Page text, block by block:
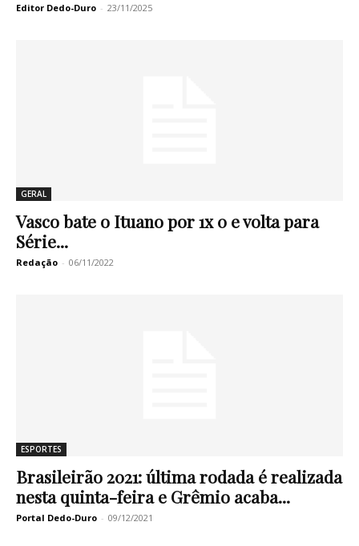
Editor Dedo-Duro - 23/11/2025
GERAL
Vasco bate o Ituano por 1x 0 e volta para
Série...
Redação - 06/11/2022
ESPORTES
Brasileirão 2021: última rodada é realizada
nesta quinta-feira e Grêmio acaba...
Portal Dedo-Duro - 09/12/2021